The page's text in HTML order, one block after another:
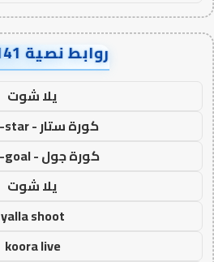
روابط نصية AA90141
يلا شوت
كورة ستار - koora-star
كورة جول - koora-goal
يلا شوت
yalla shoot
koora live